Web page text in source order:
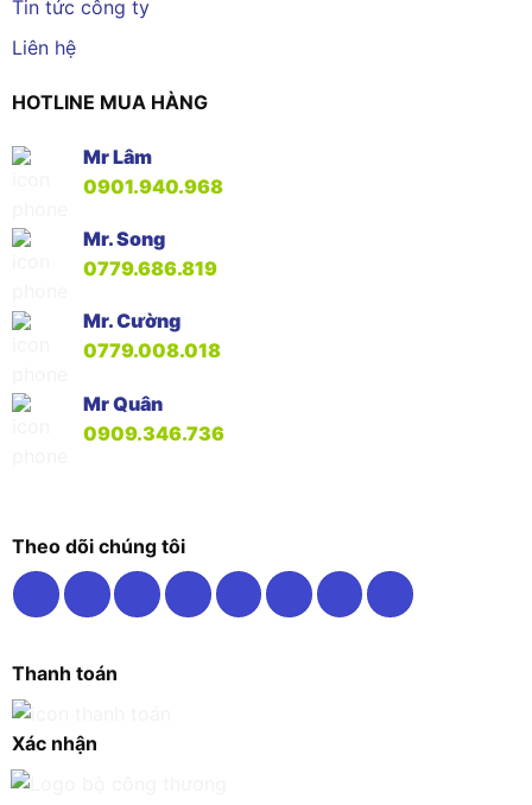
Tin tức công ty
Liên hệ
HOTLINE MUA HÀNG
Mr Lâm
0901.940.968
Mr. Song
0779.686.819
Mr. Cường
0779.008.018
Mr Quân
0909.346.736
Theo dõi chúng tôi
Thanh toán
Xác nhận